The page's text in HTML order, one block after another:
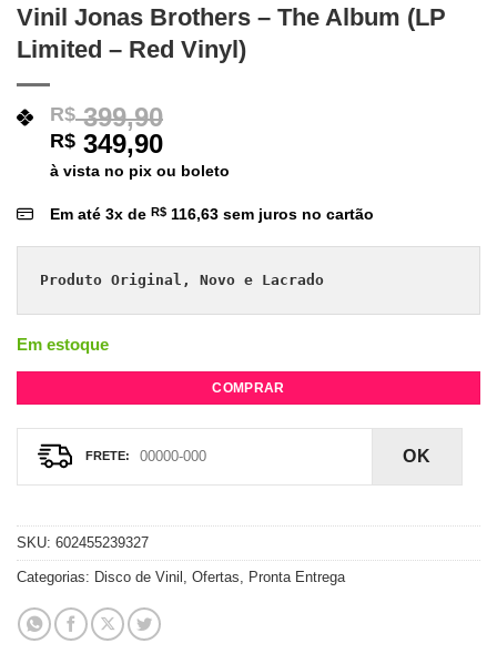
Vinil Jonas Brothers – The Album (LP
Limited – Red Vinyl)
R$399,90
R$ 349,90
à vista no pix ou boleto
Em até 3x de R$ 116,63 sem juros no cartão
Produto Original, Novo e Lacrado
Em estoque
COMPRAR
OK
SKU: 602455239327
Categorias: Disco de Vinil Ofertas Pronta Entrega